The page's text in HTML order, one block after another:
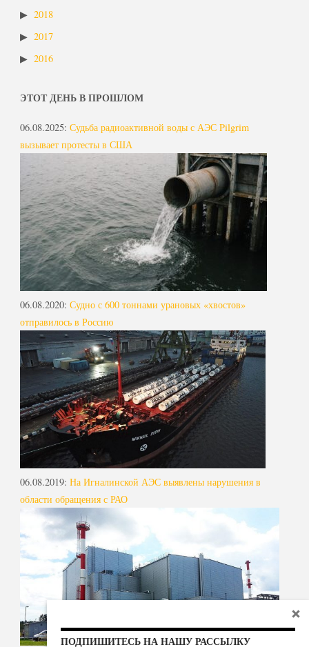
2018
2017
2016
ЭТОТ ДЕНЬ В ПРОШЛОМ
06.08.2025: Судьба радиоактивной воды с АЭС Pilgrim
вызывает протесты в США
06.08.2020: Судно с 600 тоннами урановых «хвостов»
отправилось в Россию
06.08.2019: На Игналинской АЭС выявлены нарушения в
области обращения с РАО
ПОДПИШИТЕСЬ НА НАШУ РАССЫЛКУ